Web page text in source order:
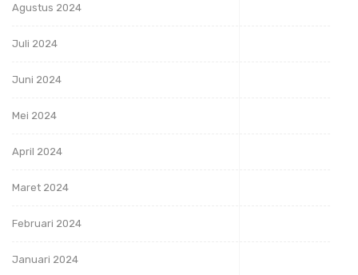
Agustus 2024
Juli 2024
Juni 2024
Mei 2024
April 2024
Maret 2024
Februari 2024
Januari 2024